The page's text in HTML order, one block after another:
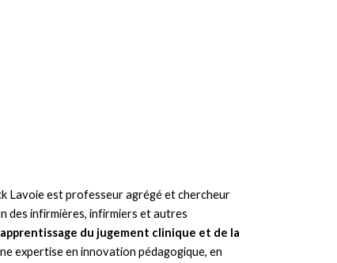
Lavoie est professeur agrégé et chercheur
des infirmières, infirmiers et autres
apprentissage du jugement clinique et de la
expertise en innovation pédagogique, en